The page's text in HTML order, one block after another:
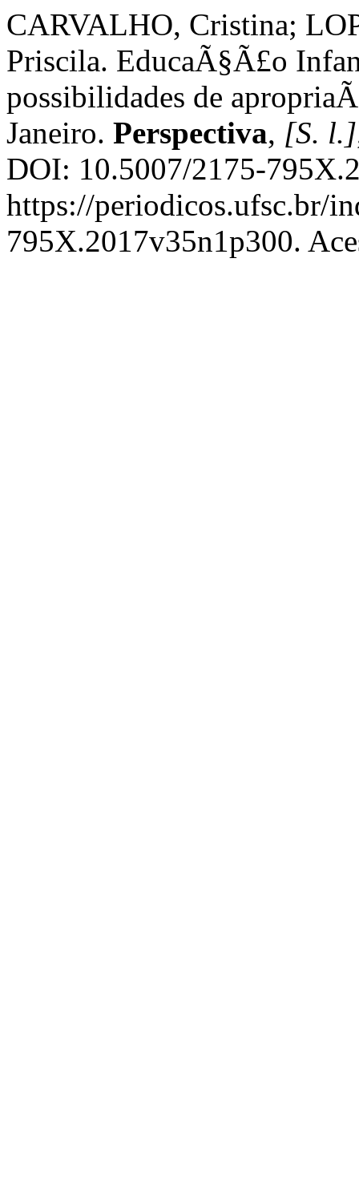
CARVALHO, Cristina;
Priscila. EducaÃ§Ã£o
possibilidades de
Janeiro. Perspectiva, [S. l.]
DOI: 10.5007/2175-
https://periodicos.ufsc.br/
795X.2017v35n1p300.